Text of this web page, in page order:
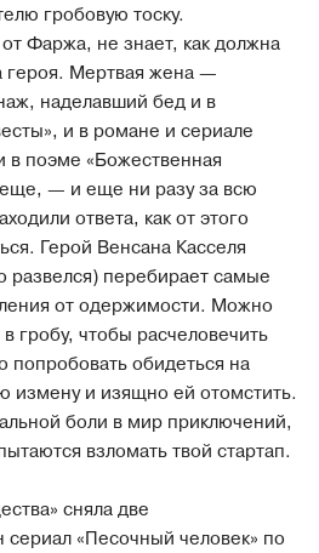
гробовую тоску.
Фаржа, не знает, как должна
героя. Мертвая жена —
наделавший бед и в
и в романе и сериале
в поэме «Божественная
— и еще ни разу за всю
ответа, как от этого
Герой Венсана Касселя
развелся) перебирает самые
от одержимости. Можно
гробу, чтобы расчеловечить
обидеться на
измену и изящно ей отомстить.
боли в мир приключений,
взломать твой стартап.
сняла две
«Песочный человек» по